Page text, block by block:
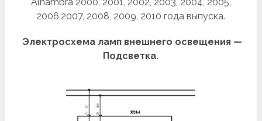
2006,2007, 2008, 2009, 2010 года выпуска.
Электросхема ламп внешнего освещения —
Подсветка.